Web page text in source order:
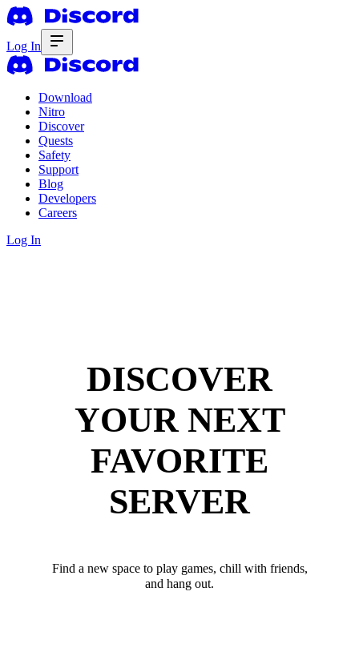
Log In
Download
Nitro
Discover
Quests
Safety
Support
Blog
Developers
Careers
Log In
DISCOVER
YOUR NEXT
FAVORITE
SERVER
Find a new space to play games, chill with friends,
and hang out.